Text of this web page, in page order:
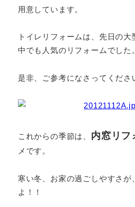
用意しています。
トイレリフォームは、先日の
中でも人気のリフォームでした
是非、ご参考になさってくださ
これからの季節は、 内窓リフ
メです。
寒い冬、お家の過ごしやすさが
よ！！